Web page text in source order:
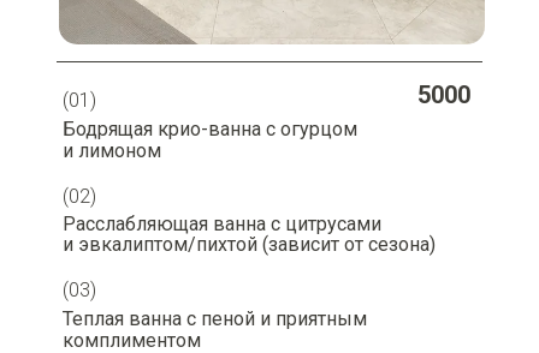
5000
(03)
(02)
(01)
Бодрящая крио-ванна с огурцом
и лимоном
Расслабляющая ванна с цитрусами
и эвкалиптом/пихтой (зависит от сезона)
Теплая ванна с пеной и приятным
комплиментом